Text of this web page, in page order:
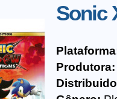
Sonic
Produtora: